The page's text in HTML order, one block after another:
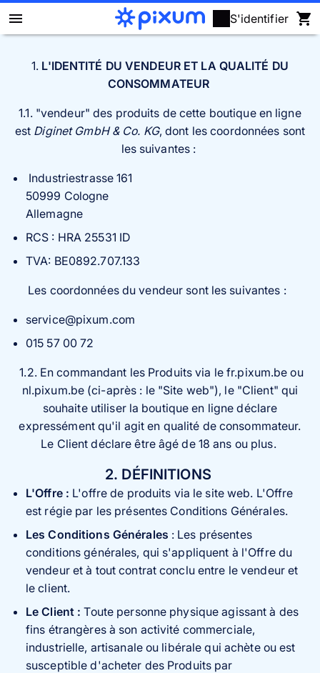
S'identifier
Livre photo Pixum
Tirages photo
Cadeaux
Calendrier photo
Cartes
Puzzle photo
Inspiration
Collection Voyage 🌊
FAQ & Service client
1. L'IDENTITÉ DU VENDEUR ET LA QUALITÉ DU
CONSOMMATEUR
1.1. "vendeur" des produits de cette boutique en ligne
est Diginet GmbH & Co. KG, dont les coordonnées sont
les suivantes :
Industriestrasse 161
50999 Cologne
Allemagne
RCS : HRA 25531 ID
TVA: BE0892.707.133
Les coordonnées du vendeur sont les suivantes :
service@pixum.com
015 57 00 72
1.2. En commandant les Produits via le fr.pixum.be ou
nl.pixum.be (ci-après : le "Site web"), le "Client" qui
souhaite utiliser la boutique en ligne déclare
expressément qu'il agit en qualité de consommateur.
Le Client déclare être âgé de 18 ans ou plus.
2. DÉFINITIONS
L'Offre : L'offre de produits via le site web. L'Offre
est régie par les présentes Conditions Générales.
Les Conditions Générales : Les présentes
conditions générales, qui s'appliquent à l'Offre du
vendeur et à tout contrat conclu entre le vendeur et
le client.
Le Client : Toute personne physique agissant à des
fins étrangères à son activité commerciale,
industrielle, artisanale ou libérale qui achète ou est
susceptible d'acheter des Produits par